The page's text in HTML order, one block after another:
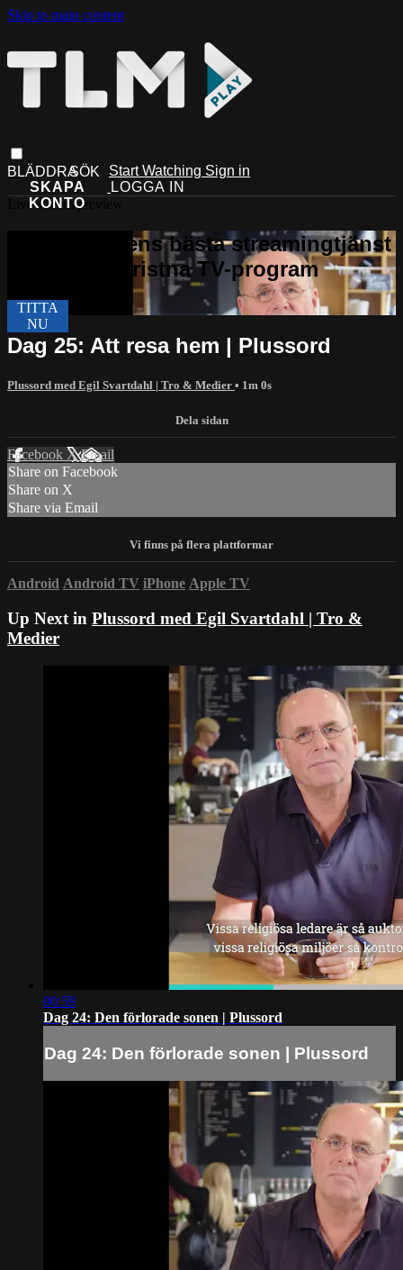
Skip to main content
Start Watching Sign in
Live stream preview
Dag 25: Att resa hem | Plussord
Plussord med Egil Svartdahl | Tro & Medier • 1m 0s
Facebook XEmail
Share on Facebook
Share on X
Share via Email
Android Android TV iPhone Apple TV
Up Next in Plussord med Egil Svartdahl | Tro &
Medier
00:59
Dag 24: Den förlorade sonen | Plussord
Dag 24: Den förlorade sonen | Plussord